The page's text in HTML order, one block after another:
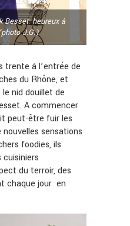
Besset: heureux à
J.G.)
trente à l’entrée de
du Rhône, et
nid douillet de
A commencer
peut-être fuir les
sensations
foodies, ils
cuisiniers
du terroir, des
chaque jour en